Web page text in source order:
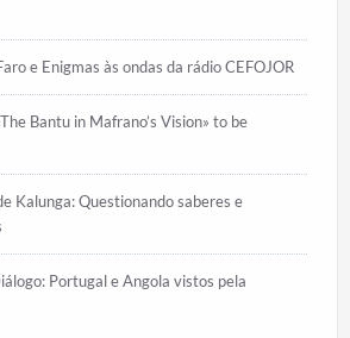
e Enigmas às ondas da rádio CEFOJOR
Bantu in Mafrano’s Vision» to be
Kalunga: Questionando saberes e
Portugal e Angola vistos pela